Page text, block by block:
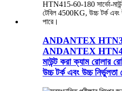
ANDANTEX
ANDANTEX
মাউন্ট করা ক্যাম রোলার
উচ্চ টর্ক এবং উচ্চ